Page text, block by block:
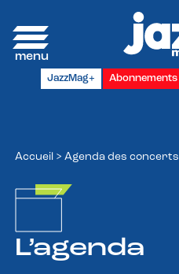
JazzMag+ Abonnements
Accueil > Agenda des concerts
L’agenda